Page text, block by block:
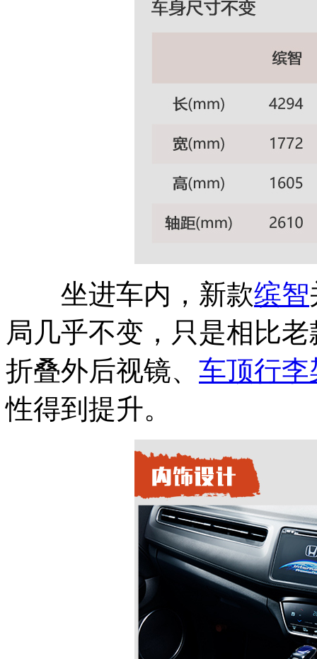
坐进车内，新款缤智
局几乎不变，只是相比
折叠外后视镜、 车顶行李
性得到提升。